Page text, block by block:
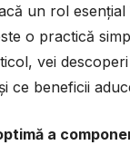
un rol
o practică
vei
ce beneficii
a